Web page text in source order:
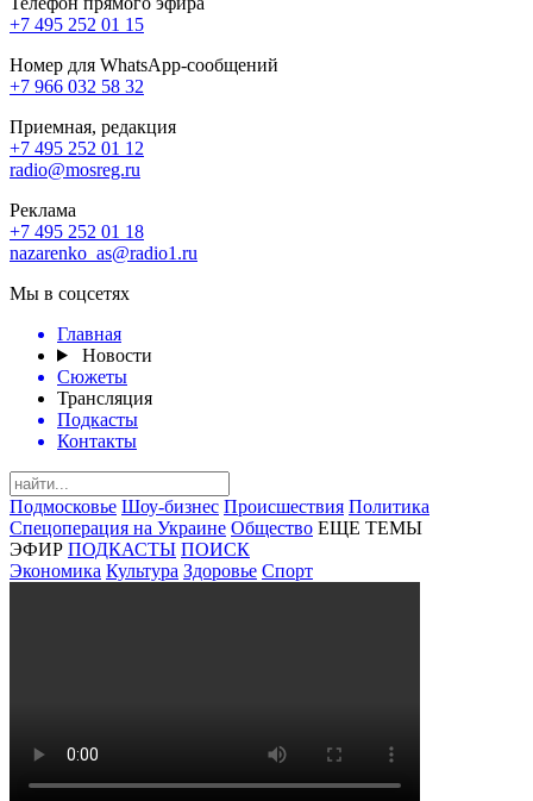
+7 495 252 01 15
Номер для WhatsApp-сообщений
+7 966 032 58 32
Приемная, редакция
+7 495 252 01 12
radio@mosreg.ru
Реклама
+7 495 252 01 18
nazarenko_as@radio1.ru
Мы в соцсетях
Главная
Новости
Сюжеты
Трансляция
Подкасты
Контакты
Подмосковье Шоу-бизнес Происшествия Политика
Спецоперация на Украине Общество ЕЩЕ ТЕМЫ
ЭФИР ПОДКАСТЫ ПОИСК
Экономика Культура Здоровье Спорт